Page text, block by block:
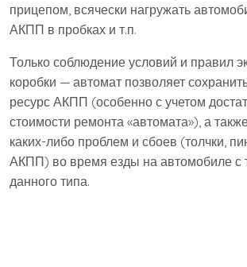
прицепом, всячески нагружать
АКПП в пробках и т.п.
Только соблюдение условий и правил
коробки — автомат позволяет
ресурс АКПП (особенно с учетом
стоимости ремонта «автомата»), а
каких-либо проблем и сбоев (толчки,
АКПП) во время езды на автомобиле с
данного типа.